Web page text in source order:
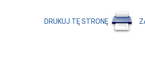
DRUKUJ TĘ STRONĘ